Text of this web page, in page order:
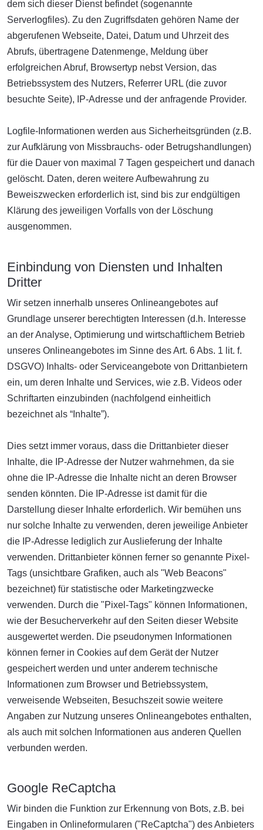
dem sich dieser Dienst befindet (sogenannte
Serverlogfiles). Zu den Zugriffsdaten gehören Name der
abgerufenen Webseite, Datei, Datum und Uhrzeit des
Abrufs, übertragene Datenmenge, Meldung über
erfolgreichen Abruf, Browsertyp nebst Version, das
Betriebssystem des Nutzers, Referrer URL (die zuvor
besuchte Seite), IP-Adresse und der anfragende Provider.
Logfile-Informationen werden aus Sicherheitsgründen (z.B.
zur Aufklärung von Missbrauchs- oder Betrugshandlungen)
für die Dauer von maximal 7 Tagen gespeichert und danach
gelöscht. Daten, deren weitere Aufbewahrung zu
Beweiszwecken erforderlich ist, sind bis zur endgültigen
Klärung des jeweiligen Vorfalls von der Löschung
ausgenommen.
Einbindung von Diensten und Inhalten
Dritter
Wir setzen innerhalb unseres Onlineangebotes auf
Grundlage unserer berechtigten Interessen (d.h. Interesse
an der Analyse, Optimierung und wirtschaftlichem Betrieb
unseres Onlineangebotes im Sinne des Art. 6 Abs. 1 lit. f.
DSGVO) Inhalts- oder Serviceangebote von Drittanbietern
ein, um deren Inhalte und Services, wie z.B. Videos oder
Schriftarten einzubinden (nachfolgend einheitlich
bezeichnet als “Inhalte”).
Dies setzt immer voraus, dass die Drittanbieter dieser
Inhalte, die IP-Adresse der Nutzer wahrnehmen, da sie
ohne die IP-Adresse die Inhalte nicht an deren Browser
senden könnten. Die IP-Adresse ist damit für die
Darstellung dieser Inhalte erforderlich. Wir bemühen uns
nur solche Inhalte zu verwenden, deren jeweilige Anbieter
die IP-Adresse lediglich zur Auslieferung der Inhalte
verwenden. Drittanbieter können ferner so genannte Pixel-
Tags (unsichtbare Grafiken, auch als "Web Beacons"
bezeichnet) für statistische oder Marketingzwecke
verwenden. Durch die "Pixel-Tags" können Informationen,
wie der Besucherverkehr auf den Seiten dieser Website
ausgewertet werden. Die pseudonymen Informationen
können ferner in Cookies auf dem Gerät der Nutzer
gespeichert werden und unter anderem technische
Informationen zum Browser und Betriebssystem,
verweisende Webseiten, Besuchszeit sowie weitere
Angaben zur Nutzung unseres Onlineangebotes enthalten,
als auch mit solchen Informationen aus anderen Quellen
verbunden werden.
Google ReCaptcha
Wir binden die Funktion zur Erkennung von Bots, z.B. bei
Eingaben in Onlineformularen ("ReCaptcha") des Anbieters